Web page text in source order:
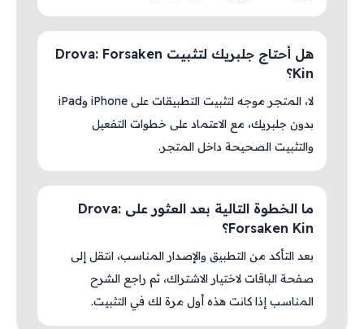
هل أحتاج جلبريك لتثبيت Drova: Forsaken
Kin؟
لا، المتجر موجه لتثبيت التطبيقات على iPhone وiPad
بدون جلبريك، مع الاعتماد على خطوات التفعيل
والتثبيت الصحيحة داخل المتجر.
ما الخطوة التالية بعد العثور على Drova:
Forsaken Kin؟
بعد التأكد من التطبيق والإصدار المناسب، انتقل إلى
صفحة الباقات لاختيار الاشتراك، ثم راجع الشرح
المناسب إذا كانت هذه أول مرة لك في التثبيت.